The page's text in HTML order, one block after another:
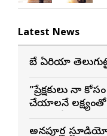
Latest News
బే ఏరియా
”ప్రేక్షకులు నా
చేయాలనే లక్ష్యంతో
అన్నపూర్ణ